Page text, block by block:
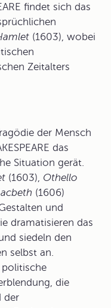
findet sich das
(1603), wobei
Zeitalters
der Mensch
das
Situation gerät.
(1603), Othello
(1606)
und
dramatisieren das
siedeln den
selbst an.
die
der